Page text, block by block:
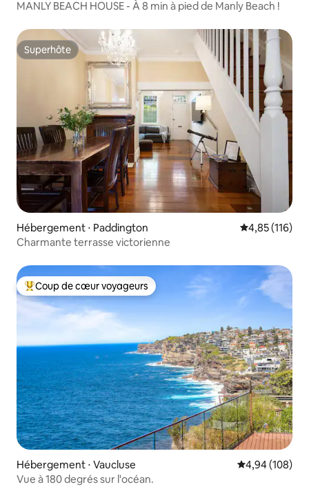
MANLY BEACH HOUSE - À 8 min à pied de Manly Beach !
Superhôte
Superhôte
Hébergement ⋅ Paddington Évaluation
4,85 (116)
Charmante terrasse victorienne
Coups de cœur voyageurs les plus appréciés
Coup de cœur voyageurs
Hébergement ⋅ Vaucluse Évaluation
4,94 (108)
Vue à 180 degrés sur l'océan.